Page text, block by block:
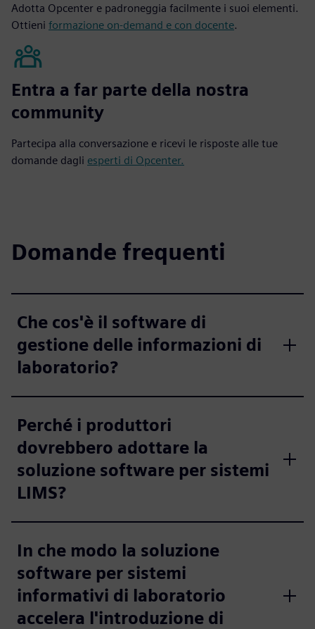
Adotta Opcenter e padroneggia facilmente i suoi elementi.
Ottieni formazione on-demand e con docente.
Entra a far parte della nostra
community
Partecipa alla conversazione e ricevi le risposte alle tue
domande dagli esperti di Opcenter.
Domande frequenti
Che cos'è il software di
gestione delle informazioni di
laboratorio?
Perché i produttori
dovrebbero adottare la
soluzione software per sistemi
LIMS?
In che modo la soluzione
software per sistemi
informativi di laboratorio
accelera l'introduzione di